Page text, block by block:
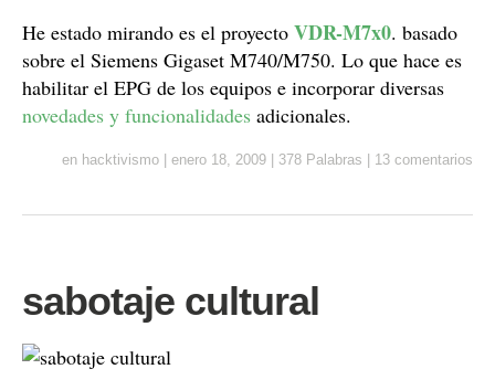
He estado mirando es el proyecto VDR-M7x0. basado
sobre el Siemens Gigaset M740/M750. Lo que hace es
habilitar el EPG de los equipos e incorporar diversas
novedades y funcionalidades adicionales.
en hacktivismo enero 18, 2009 378 Palabras 13 comentarios
sabotaje cultural